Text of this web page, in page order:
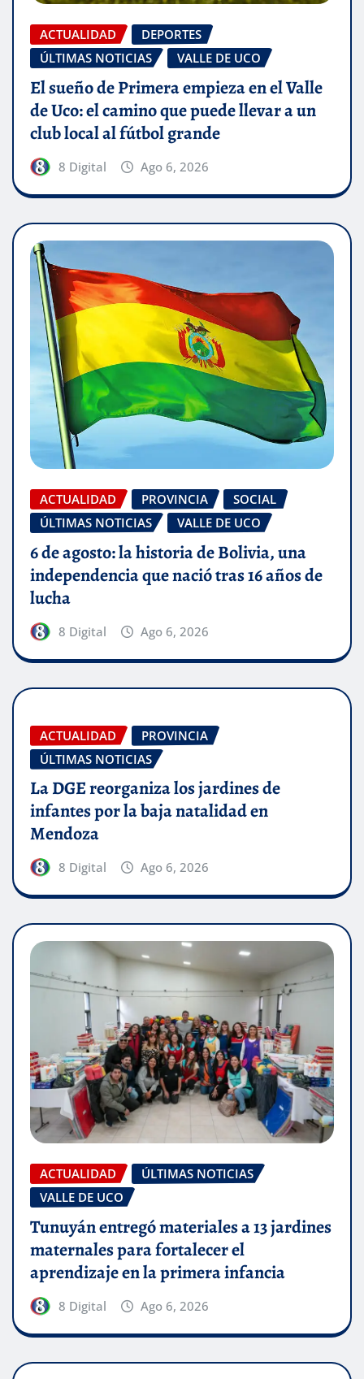
ACTUALIDAD
DEPORTES
ÚLTIMAS NOTICIAS
VALLE DE UCO
El sueño de Primera empieza en el Valle
de Uco: el camino que puede llevar a un
club local al fútbol grande
8 Digital Ago 6, 2026
ACTUALIDAD PROVINCIA
SOCIAL
ÚLTIMAS NOTICIAS
VALLE DE UCO
6 de agosto: la historia de Bolivia, una
independencia que nació tras 16 años de
lucha
8 Digital Ago 6, 2026
ACTUALIDAD
PROVINCIA
ÚLTIMAS NOTICIAS
La DGE reorganiza los jardines de
infantes por la baja natalidad en
Mendoza
8 Digital Ago 6, 2026
ACTUALIDAD
ÚLTIMAS NOTICIAS
VALLE DE UCO
Tunuyán entregó materiales a 13 jardines
maternales para fortalecer el
aprendizaje en la primera infancia
8 Digital Ago 6, 2026